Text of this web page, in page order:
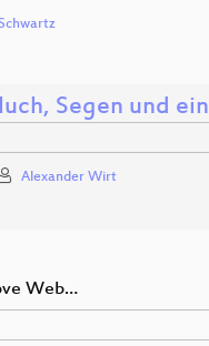
Segen und
Alexander Wirt
Web…